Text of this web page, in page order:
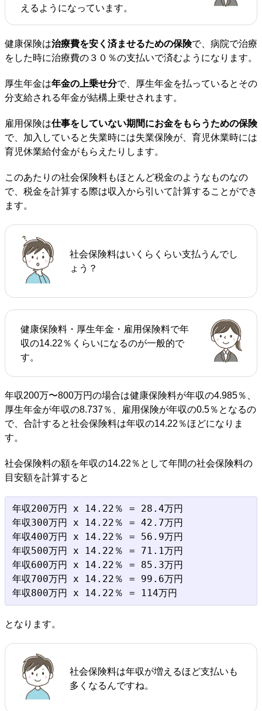
えるようになっています。
健康保険は治療費を安く済ませるための保険で、病院で治療
をした時に治療費の３０％の支払いで済むようになります。
厚生年金は年金の上乗せ分で、厚生年金を払っているとその
分支給される年金が結構上乗せされます。
雇用保険は仕事をしていない期間にお金をもらうための保険
で、加入していると失業時には失業保険が、育児休業時には
育児休業給付金がもらえたりします。
このあたりの社会保険料もほとんど税金のようなものなの
で、税金を計算する際は収入から引いて計算することができ
ます。
社会保険料はいくらくらい支払うんでし
ょう？
健康保険料・厚生年金・雇用保険料で年
収の14.22％くらいになるのが一般的で
す。
年収200万〜800万円の場合は健康保険料が年収の4.985％、
厚生年金が年収の8.737％、雇用保険が年収の0.5％となるの
で、合計すると社会保険料は年収の14.22％ほどになりま
す。
社会保険料の額を年収の14.22％として年間の社会保険料の
目安額を計算すると
年収200万円 x 14.22％ = 28.4万円
年収300万円 x 14.22％ = 42.7万円
年収400万円 x 14.22％ = 56.9万円
年収500万円 x 14.22％ = 71.1万円
年収600万円 x 14.22％ = 85.3万円
年収700万円 x 14.22％ = 99.6万円
となります。
社会保険料は年収が増えるほど支払いも
多くなるんですね。